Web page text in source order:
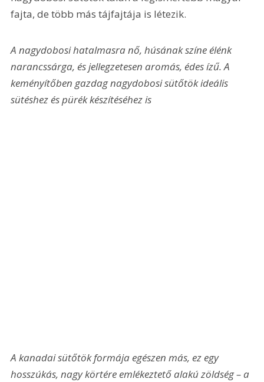
fajta, de több más tájfajtája is létezik.
A nagydobosi hatalmasra nő, húsának színe élénk
narancssárga, és jellegzetesen aromás, édes ízű. A
keményítőben gazdag nagydobosi sütőtök ideális
sütéshez és pürék készítéséhez is
A kanadai sütőtök formája egészen más, ez egy
hosszúkás, nagy körtére emlékeztető alakú zöldség – a